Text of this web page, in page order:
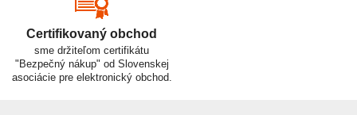
Certifikovaný obchod
sme držiteľom certifikátu
"Bezpečný nákup" od Slovenskej
asociácie pre elektronický obchod.